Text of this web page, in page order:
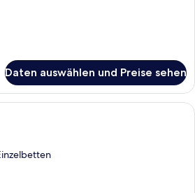
Daten auswählen und Preise sehen
Verdunkelungsvorhänge,